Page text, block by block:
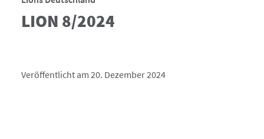
LION 8/2024
Veröffentlicht am 20. Dezember 2024